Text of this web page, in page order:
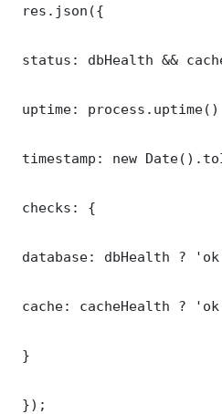
res.json({
status: dbHealth &&
uptime: process.uptime()
timestamp: new
checks: {
database: dbHealth ?
cache: cacheHealth ?
}
});